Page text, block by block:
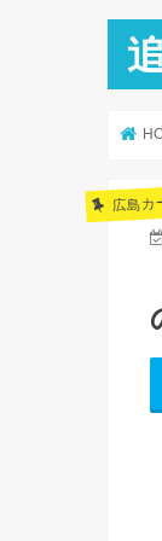
広島カ